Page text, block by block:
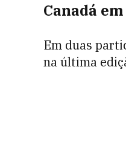
Canadá
Em duas
na última